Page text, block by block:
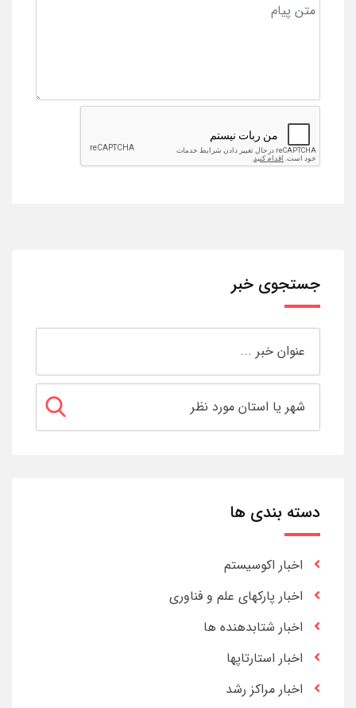
جستجوی خبر
دسته بندی ها
اخبار اکوسیستم
اخبار پارکهای علم و فناوری
اخبار شتابدهنده ها
اخبار استارتاپها
اخبار مراکز رشد